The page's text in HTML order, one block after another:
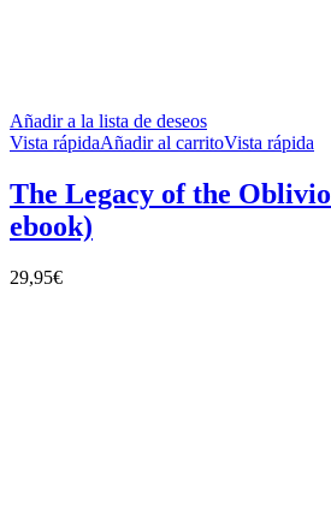
Añadir a la lista de deseos
Vista rápidaAñadir al carritoVista rápida
The Legacy of the
ebook)
29,95€